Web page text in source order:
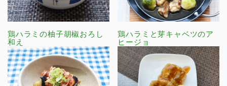
鶏ハラミの柚子胡椒おろし
和え
鶏ハラミと芽キャベツのア
ヒージョ